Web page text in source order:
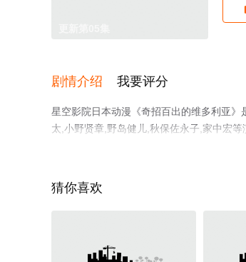
剧情介绍 我要评分
星空影院日本动漫《奇招百出的维多利亚
太,小野贤章,野岛健儿,秋保佐永子,家中宏
猜你喜欢